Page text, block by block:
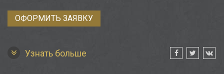
ОФОРМИТЬ ЗАЯВКУ
Узнать больше